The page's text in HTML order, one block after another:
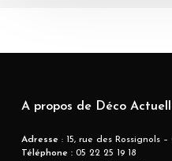
A propos de Déco
Adresse : 15, rue des Rossignols
Téléphone :05 22 25 19 18